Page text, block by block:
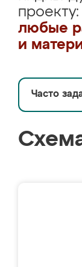
проекту:
любые
и
Часто